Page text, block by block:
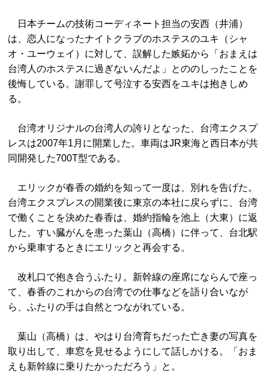
日本チームの技術コーディネート担当の安西（井浦）
は、恋人になったナイトクラブのホステスのユキ（シャ
オ・ユーウェイ）に対して、誤解した嫉妬から「おまえは
台湾人のホステスに過ぎないんだよ」とののしったことを
後悔している。謝罪して号泣する安西をユキは抱きしめ
る。
台湾オリジナルの台湾人の誇りとなった、台湾エクスプ
レスは2007年1月に開業した。車両はJR東海と西日本が共
同開発した700T型である。
エリックが春香の婚約を知って一度は、別れを告げた。
台湾エクスプレスの開業後に東京の本社に戻らずに、台湾
で働くことを決めた春香は、婚約指輪を池上（大東）に返
した。すい臓がんを患った葉山（高橋）に伴って、台北駅
から乗車するときにエリックと再会する。
改札口で抱き合うふたり。新幹線の座席にならんで座っ
て、春香のこれからの台湾での仕事などを語り合いなが
ら、ふたりの手は自然とつながれている。
葉山（高橋）は、やはり台湾育ちだった亡き妻の写真を
取り出して、車窓を見せるようにして話しかける。「おま
えも新幹線に乗りたかっただろう」と。